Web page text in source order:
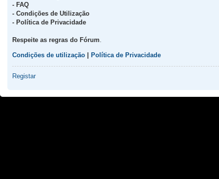
- FAQ
- Condições de Utilização
- Política de Privacidade
Respeite as regras do Fórum
Condições de utilização Política de Privacidade
Registar